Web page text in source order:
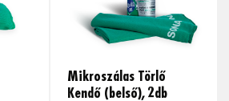
Mikroszálas Törlő
Kendő (belső), 2db